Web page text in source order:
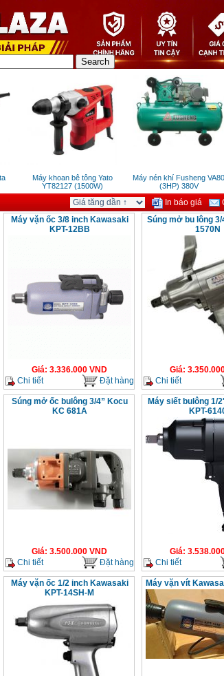
Máy khoan bê tông Yato
YT82127 (1500W)
Máy nén khí Fusheng VA80
(3HP) 380V
In báo giá
Máy vặn ốc 3/8 inch Kawasaki
KPT-12BB
Giá: 3.336.000 VND
Chi tiết
Đặt hàng
Súng mở bu lông 3/
1570N
Giá:
Chi tiết
Súng mở ốc bulông 3/4” Kocu
KC 681A
Giá: 3.500.000 VND
Chi tiết
Đặt hàng
Máy siết bulông 1/
KPT-
Giá:
Chi tiết
Máy vặn ốc 1/2 inch Kawasaki
KPT-14SH-M
Máy vặn vít